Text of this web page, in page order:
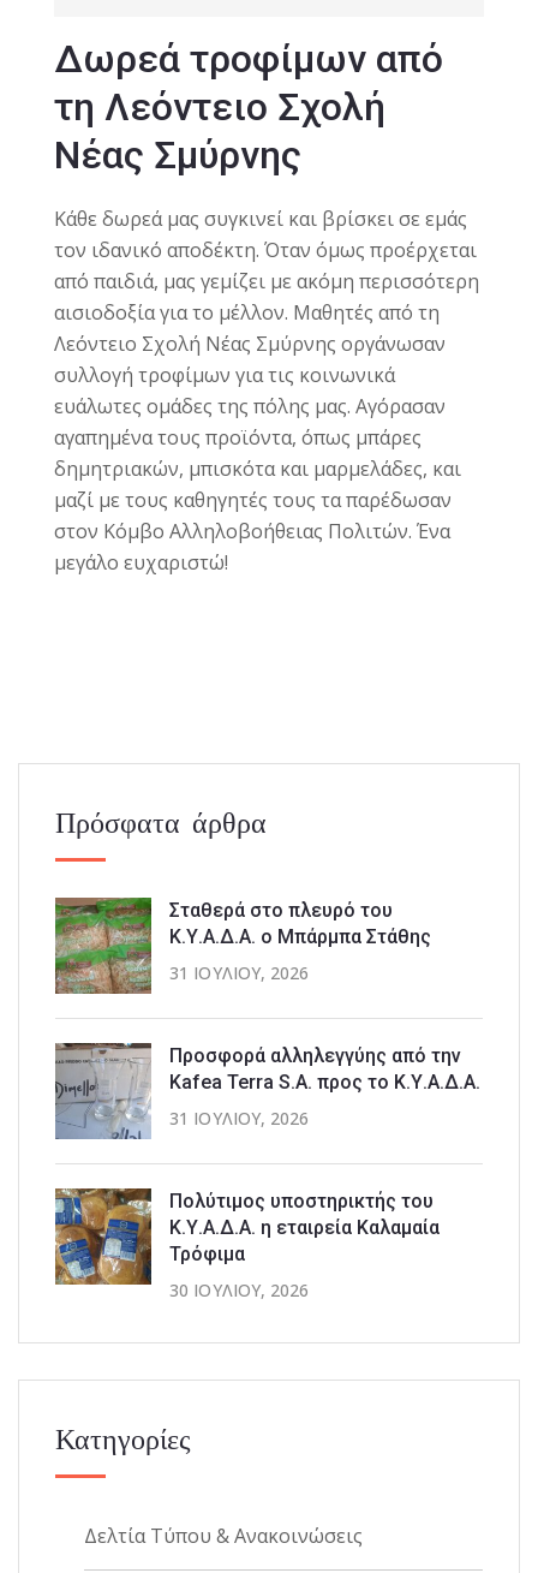
Δωρεά τροφίμων από
τη Λεόντειο Σχολή
Νέας Σμύρνης
Κάθε δωρεά μας συγκινεί και βρίσκει σε εμάς
τον ιδανικό αποδέκτη. Όταν όμως προέρχεται
από παιδιά, μας γεμίζει με ακόμη περισσότερη
αισιοδοξία για το μέλλον. Μαθητές από τη
Λεόντειο Σχολή Νέας Σμύρνης οργάνωσαν
συλλογή τροφίμων για τις κοινωνικά
ευάλωτες ομάδες της πόλης μας. Αγόρασαν
αγαπημένα τους προϊόντα, όπως μπάρες
δημητριακών, μπισκότα και μαρμελάδες, και
μαζί με τους καθηγητές τους τα παρέδωσαν
στον Κόμβο Αλληλοβοήθειας Πολιτών. Ένα
μεγάλο ευχαριστώ!
Πρόσφατα άρθρα
Σταθερά στο πλευρό του
Κ.Υ.Α.Δ.Α. ο Μπάρμπα Στάθης
31 ΙΟΥΛΊΟΥ, 2026
Προσφορά αλληλεγγύης από την
Kafea Terra S.A. προς το Κ.Υ.Α.Δ.Α.
31 ΙΟΥΛΊΟΥ, 2026
Πολύτιμος υποστηρικτής του
Κ.Υ.Α.Δ.Α. η εταιρεία Καλαμαία
Τρόφιμα
30 ΙΟΥΛΊΟΥ, 2026
Κατηγορίες
Δελτία Τύπου & Ανακοινώσεις